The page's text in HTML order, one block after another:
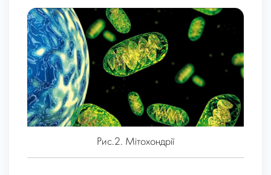
Рис.2. Мітохондрії